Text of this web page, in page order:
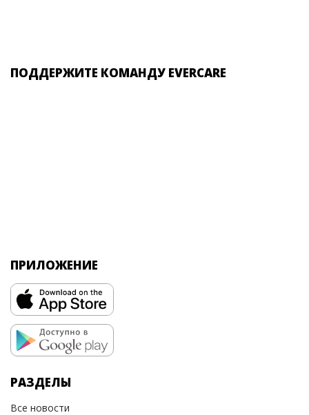
ПОДДЕРЖИТЕ КОМАНДУ EVERCARE
ПРИЛОЖЕНИЕ
РАЗДЕЛЫ
Все новости